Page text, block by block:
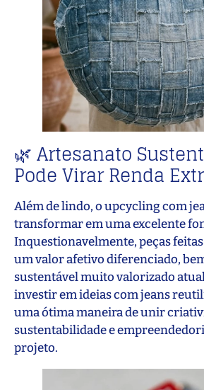
🌿 Artesanato
Pode Virar Renda
Além de lindo, o upcycling com
transformar em uma excelente
Inquestionavelmente, peças
um valor afetivo diferenciado,
sustentável muito valorizado
investir em ideias com jeans
uma ótima maneira de unir
sustentabilidade e
projeto.